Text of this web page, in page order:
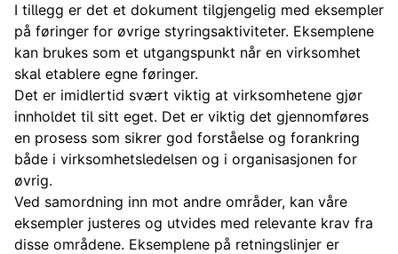
I tillegg er det et dokument tilgjengelig med eksempler
på føringer for øvrige styringsaktiviteter. Eksemplene
kan brukes som et utgangspunkt når en virksomhet
skal etablere egne føringer.
Det er imidlertid svært viktig at virksomhetene gjør
innholdet til sitt eget. Det er viktig det gjennomføres
en prosess som sikrer god forståelse og forankring
både i virksomhetsledelsen og i organisasjonen for
øvrig.
Ved samordning inn mot andre områder, kan våre
eksempler justeres og utvides med relevante krav fra
disse områdene. Eksemplene på retningslinjer er